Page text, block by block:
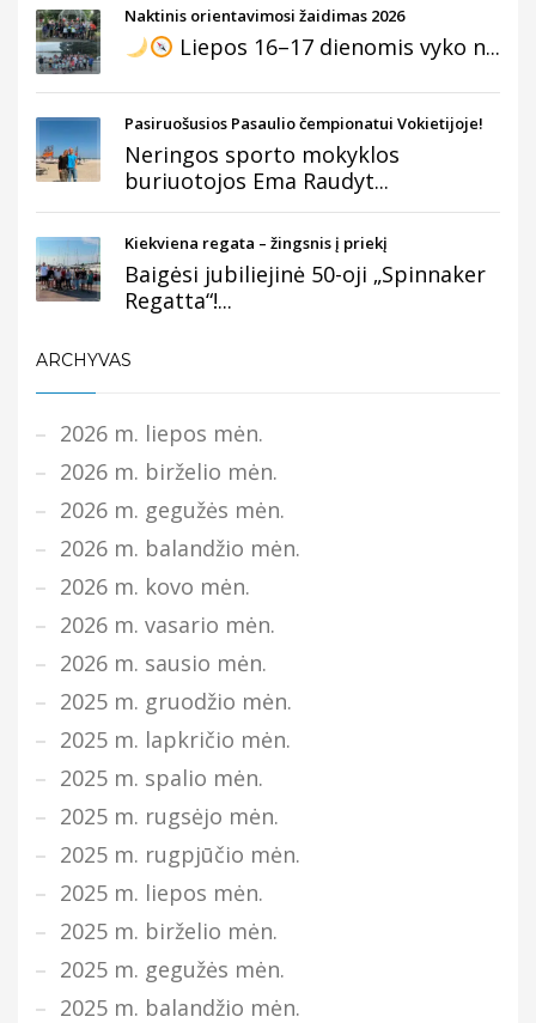
Naktinis orientavimosi žaidimas 2026
Liepos 16–17 dienomis vyko n...
Pasiruošusios Pasaulio čempionatui Vokietijoje!
Neringos sporto mokyklos
buriuotojos Ema Raudyt...
Kiekviena regata – žingsnis į priekį
Baigėsi jubiliejinė 50-oji „Spinnaker
Regatta“!...
ARCHYVAS
2026 m. liepos mėn.
2026 m. birželio mėn.
2026 m. gegužės mėn.
2026 m. balandžio mėn.
2026 m. kovo mėn.
2026 m. vasario mėn.
2026 m. sausio mėn.
2025 m. gruodžio mėn.
2025 m. lapkričio mėn.
2025 m. spalio mėn.
2025 m. rugsėjo mėn.
2025 m. rugpjūčio mėn.
2025 m. liepos mėn.
2025 m. birželio mėn.
2025 m. gegužės mėn.
2025 m. balandžio mėn.